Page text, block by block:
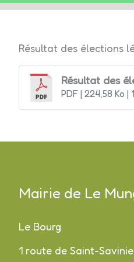
Résultat des élections
Résultat des
PDF| 224,58 Ko |
Mairie de Le
Le Bourg
1 route de Saint-